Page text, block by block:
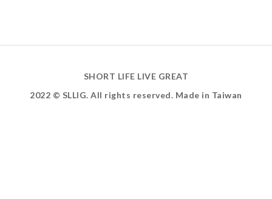
SHORT LIFE LIVE GREAT
2022 © SLLIG. All rights reserved. Made in Taiwan